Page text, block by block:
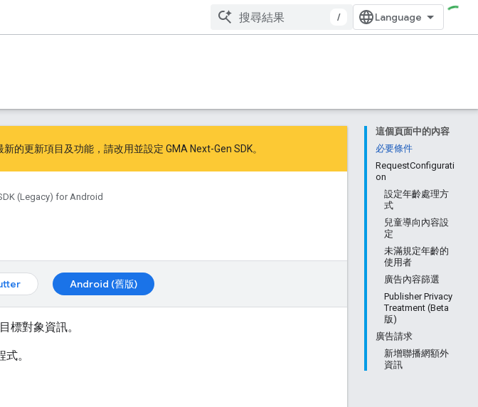
/
這個頁面中的內容
必要條件
RequestConfigurati
on
設定年齡處理方
式
兒童導向內容設
定
未滿規定年齡的
使用者
廣告內容篩選
Publisher Privacy
Treatment (Beta
版)
廣告請求
新增聯播網額外
資訊
新的更新項目及功能，請改用並設定 GMA Next-Gen SDK。
(Legacy) for Android
Android (舊版)
標對象資訊。
。